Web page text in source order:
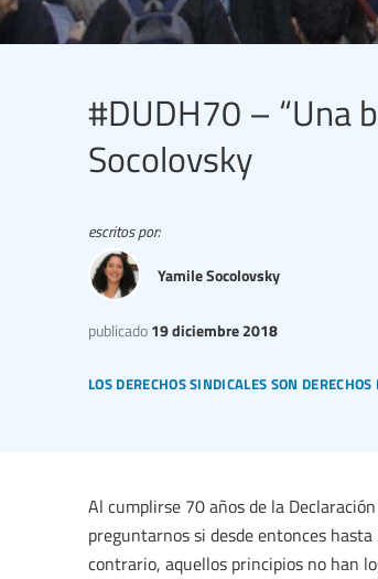
#DUDH70 – “Una
Socolovsky
los derechos sindicales son derechos
publicado 19 diciembre 2018
escritos por:
Yamile Socolovsky
Al cumplirse 70 años de la
preguntarnos si desde entonces
contrario, aquellos principios no han